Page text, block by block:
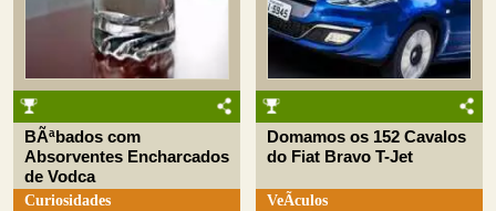
BÃªbados com
Absorventes Encharcados
de Vodca
Curiosidades
Domamos os 152 Cavalos
do Fiat Bravo T-Jet
VeÃ­culos